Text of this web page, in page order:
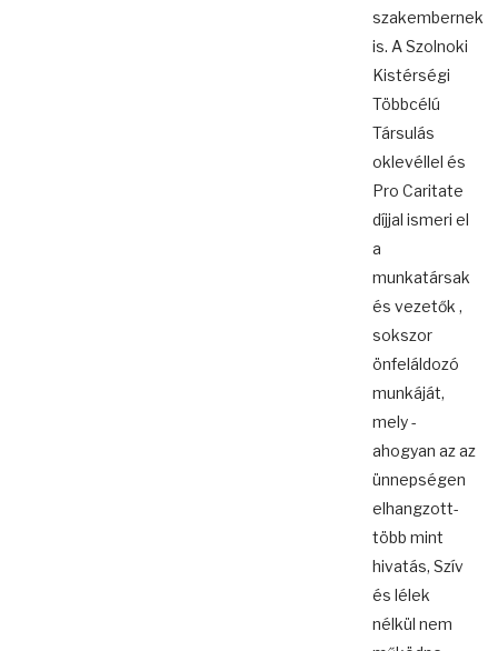
szakembernek
is. A Szolnoki
Kistérségi
Többcélú
Társulás
oklevéllel és
Pro Caritate
díjjal ismeri el
a
munkatársak
és vezetők ,
sokszor
önfeláldozó
munkáját,
mely -
ahogyan az az
ünnepségen
elhangzott-
több mint
hivatás, Szív
és lélek
nélkül nem